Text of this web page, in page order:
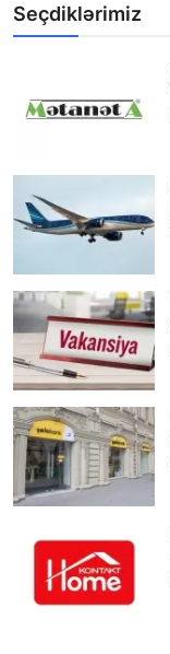
Seçdiklərimiz